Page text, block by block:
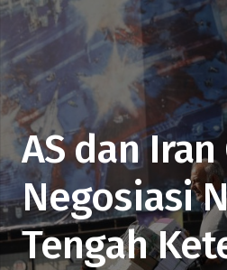
AS dan
Negosiasi
Tengah